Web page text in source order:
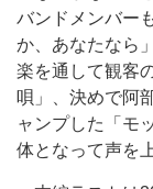
バンドメンバー
か、あなたなら
楽を通して観客
唄」、決めで阿
ャンプした「モ
体となって声を